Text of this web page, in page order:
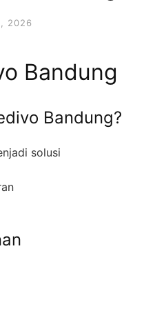
2026
Bandung
Bandung?
solusi